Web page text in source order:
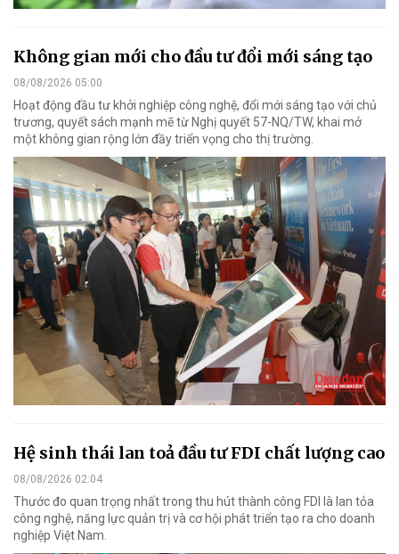
Không gian mới cho đầu tư đổi mới sáng tạo
08/08/2026 05:00
Hoạt động đầu tư khởi nghiệp công nghệ, đổi mới sáng tạo với chủ
trương, quyết sách mạnh mẽ từ Nghị quyết 57-NQ/TW, khai mở
một không gian rộng lớn đầy triển vọng cho thị trường.
Hệ sinh thái lan toả đầu tư FDI chất lượng cao
08/08/2026 02:04
Thước đo quan trọng nhất trong thu hút thành công FDI là lan tỏa
công nghệ, năng lực quản trị và cơ hội phát triển tạo ra cho doanh
nghiệp Việt Nam.